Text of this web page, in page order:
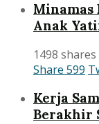
Minamas
Anak
1498 shares
Share 599
Kerja
Berakhir